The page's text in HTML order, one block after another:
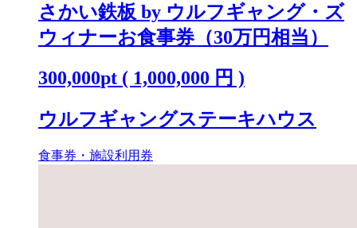
さかい鉄板 by ウルフギャング・ズ
ウィナーお食事券（30万円相当）
300,000pt ( 1,000,000 円 )
ウルフギャングステーキハウス
食事券・施設利用券